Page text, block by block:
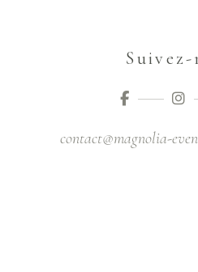
Suivez-
contact@magnolia-